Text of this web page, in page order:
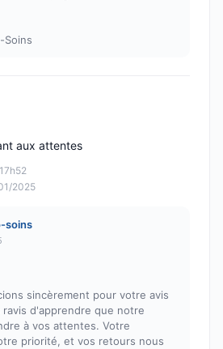
Soins
2025
aux attentes
soins
sincèrement pour votre avis
d'apprendre que notre
à vos attentes. Votre
priorité, et vos retours nous